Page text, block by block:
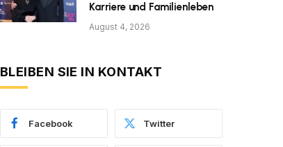
Karriere und Familienleben
August 4, 2026
BLEIBEN SIE IN KONTAKT
Facebook Twitter